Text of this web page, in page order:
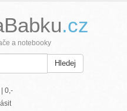
.cz
a notebooky
Hledej
0,-